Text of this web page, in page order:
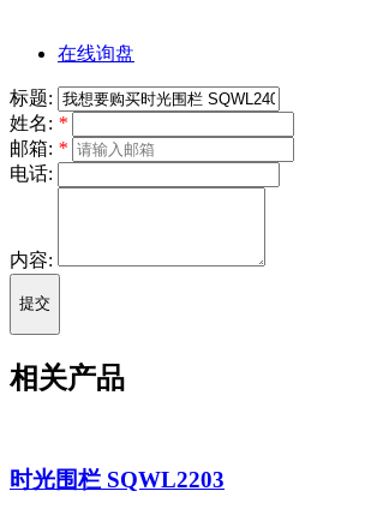
在线询盘
标题:
姓名: *
邮箱: *
电话:
内容:
提交
相关产品
时光围栏 SQWL2203